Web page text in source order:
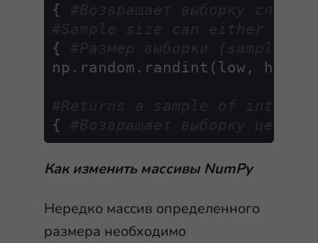
{ #Возвращает выборку
#Sample size can either be
{ #Размер выборки
np.random.randint(low, high,
#Returns a sample of
{ #Возвращает выборку
Как изменить массивы NumPy
Нередко массив определенного
размера необходимо